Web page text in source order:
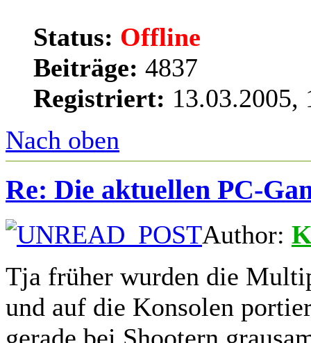
Status: Offline
Beiträge: 4837
Registriert: 13.03.2005,
Nach oben
Re: Die aktuellen PC-
Author:
Tja früher wurden die
und auf die Konsolen